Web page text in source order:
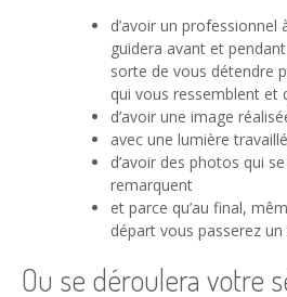
d’avoir un
guidera avant et
sorte de vous détendre
qui vous ressemblent et
d’avoir une image
avec une lumière
d’avoir des photos qui
remarquent
et parce qu’au final,
départ vous passerez
Ou se déroulera votre